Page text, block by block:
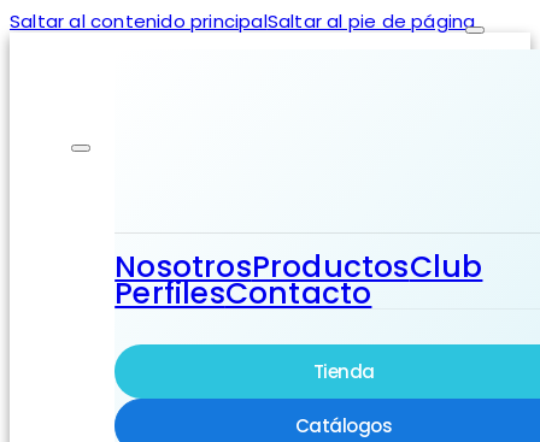
Saltar al contenido principalSaltar al pie de página
NosotrosProductosClub
PerfilesContacto
Tienda
Catálogos